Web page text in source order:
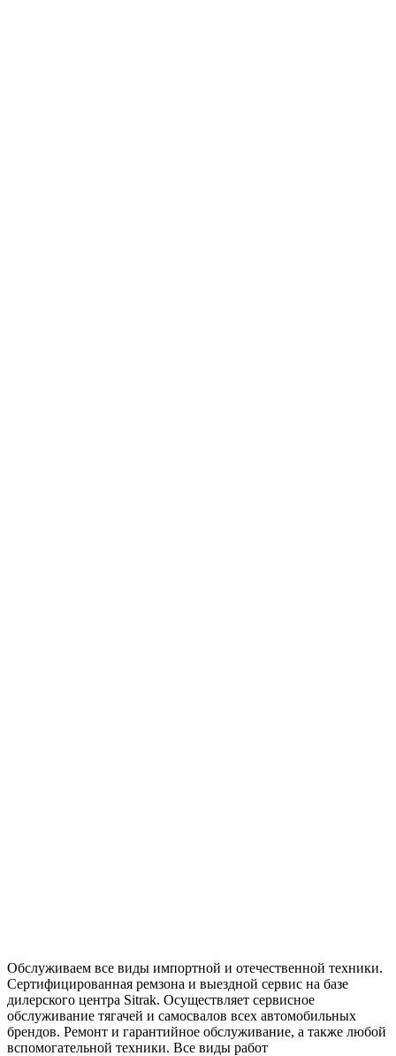
Обслуживаем все виды импортной и отечественной техники.
Сертифицированная ремзона и выездной сервис на базе
дилерского центра Sitrak. Осуществляет сервисное
обслуживание тягачей и самосвалов всех автомобильных
брендов. Ремонт и гарантийное обслуживание, а также любой
вспомогательной техники. Все виды работ